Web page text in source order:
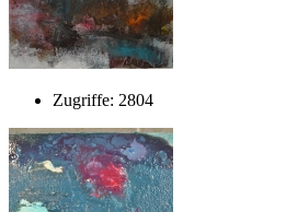
Zugriffe: 2804